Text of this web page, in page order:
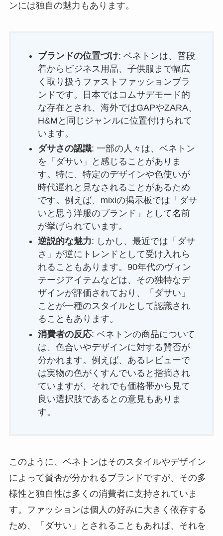
ンには独自の魅力もあります。
ブランドの位置づけ: ベネトンは、普段
着からビジネス用品、子供服まで幅広
く取り扱うファストファッションブラ
ンドです。日本ではコムサデモード的
な存在とされ、海外ではGAPやZARA、
H&Mと同じジャンルに位置付けられて
います。
ダサさの認識: 一部の人々は、ベネトン
を「ダサい」と感じることがありま
す。特に、特定のデザインや色使いが
時代遅れと見なされることがあるため
です。例えば、mixiの掲示板では「ダサ
いと思う洋服のブランド」として名前
が挙げられています。
逆説的な魅力: しかし、最近では「ダサ
さ」が逆にトレンドとして受け入れら
れることもあります。90年代のヴィン
テージアイテムなどは、その独特なデ
ザインが評価されており、「ダサい」
ことが一種のスタイルとして認識され
ることもあります。
消費者の反応: ベネトンの商品について
は、色合いやデザインに対する賛否が
分かれます。例えば、あるレビューで
は実物の色がくすんでいると指摘され
ていますが、それでも価格帯から見て
良い選択肢であるとの意見もありま
す。
このように、ベネトンはそのスタイルやデザイン
によって賛否が分かれるブランドですが、その多
様性と独自性は多くの消費者に支持されていま
す。ファッションは個人の好みに大きく依存する
ため、「ダサい」とされることもあれば、それを